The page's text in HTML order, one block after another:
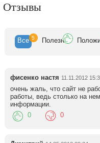
Отзывы
Все 5 Полезн
фисенко настя 11.11.2012
очень жаль, что сайт не
работы, ведь столько на
информации.
0 0